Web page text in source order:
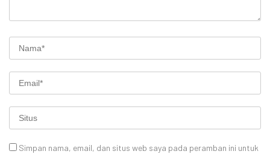
Simpan nama, email, dan situs web saya pada peramban ini untuk